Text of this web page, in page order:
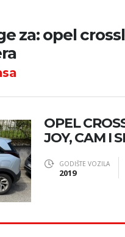
za: opel
OPEL
JOY, CAM I
GODIŠTE VOZILA
2019